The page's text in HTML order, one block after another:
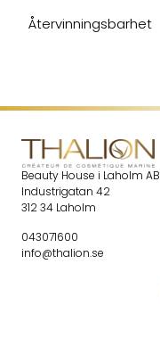
Återvinningsbarhet
Beauty House i Laholm AB
Industrigatan 42
312 34 Laholm
043071600
info@thalion.se